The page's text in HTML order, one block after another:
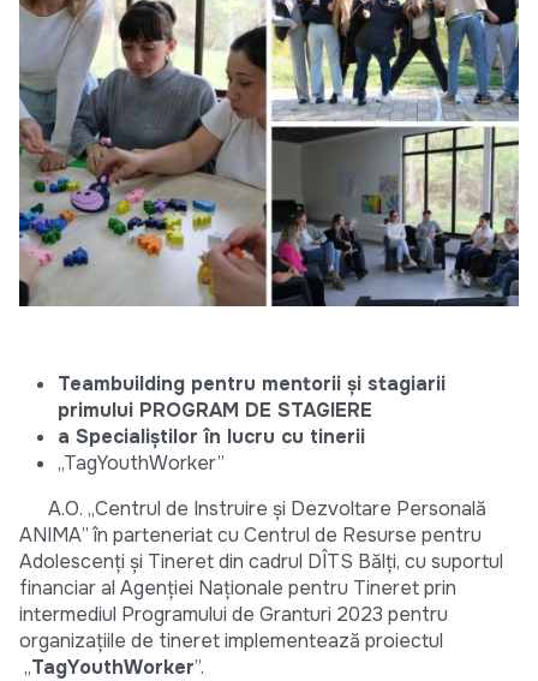
Teambuilding pentru mentorii și stagiarii
primului PROGRAM DE STAGIERE
a Specialiștilor în lucru cu tinerii
„TagYouthWorker”
A.O. „Centrul de Instruire și Dezvoltare Personală
ANIMA” în parteneriat cu Centrul de Resurse pentru
Adolescenți și Tineret din cadrul DÎTS Bălți, cu suportul
financiar al Agenției Naționale pentru Tineret prin
intermediul Programului de Granturi 2023 pentru
organizațiile de tineret implementează proiectul
„TagYouthWorker”.